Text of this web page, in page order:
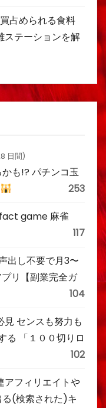
占められる食料
ステーションを解
日間)
かも!? パチンコ玉
253
game 麻雀
117
出し不要で月3〜
リ【副業完全ガ
104
センスも努力も
る 「１００切りロ
102
アフィリエイトや
(検索された)キ